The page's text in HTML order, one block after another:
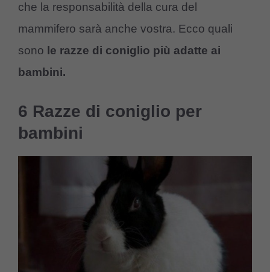
che la responsabilità della cura del
mammifero sarà anche vostra. Ecco quali
sono le razze di coniglio più adatte ai
bambini.
6 Razze di coniglio per
bambini